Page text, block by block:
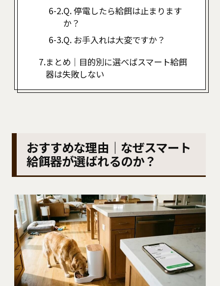
Q. 停電したら給餌は止まります
か？
Q. お手入れは大変ですか？
まとめ｜目的別に選べばスマート給餌
器は失敗しない
おすすめな理由｜なぜスマート
給餌器が選ばれるのか？